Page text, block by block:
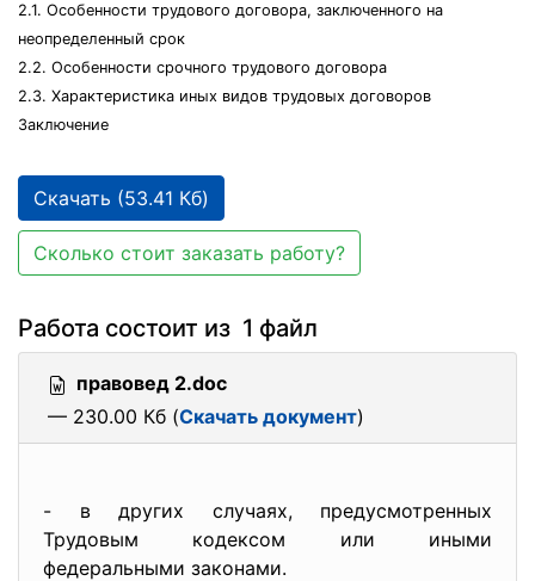
2.1. Особенности трудового договора, заключенного на
неопределенный срок
2.2. Особенности срочного трудового договора
2.3. Характеристика иных видов трудовых договоров
Заключение
Скачать (53.41 Кб)
Сколько стоит заказать работу?
Работа состоит из 1 файл
правовед 2.doc
— 230.00 Кб (Скачать документ)
- в других случаях, предусмотренных
Трудовым кодексом или иными
федеральными законами.